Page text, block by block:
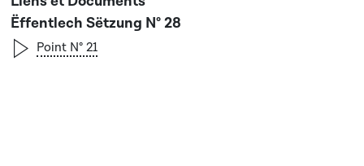
Ëffentlech Sëtzung N° 28
Point N° 21